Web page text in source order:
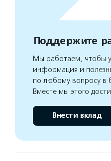
Поддержите
Мы работаем, чтобы у
информация и
по любому вопросу в
Вместе мы этого
Внести вклад